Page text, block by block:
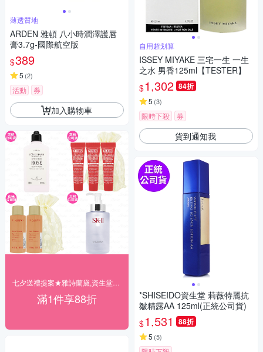
薄透質地
ARDEN 雅頓 八小時潤澤護唇
膏3.7g-國際航空版
$389
5 (2)
活動 券
加入購物車
滿1件享88折
自用超划算
ISSEY MIYAKE 三宅一生 一生
之水 男香125ml【TESTER】
$1,302 84折
5 (3)
限時下殺 券
貨到通知我
*SHISEIDO資生堂 莉薇特麗抗
皺精露AA 125ml(正統公司貨)
$1,531 88折
5 (5)